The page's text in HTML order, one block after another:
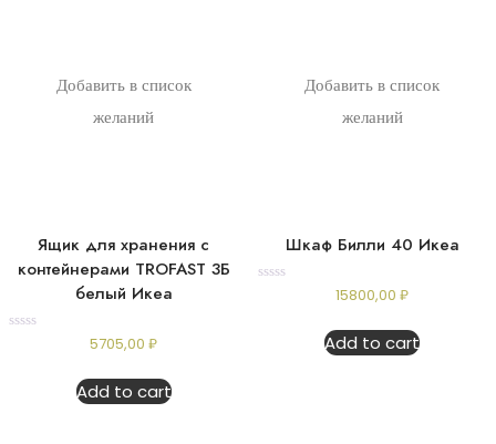
Добавить в список
желаний
Ящик для хранения с
контейнерами TROFAST 3Б
белый Икеа
5705,00₽
Add to cart
Добавить в список
желаний
Шкаф Билли 40 Икеа
15800,00₽
Add to cart